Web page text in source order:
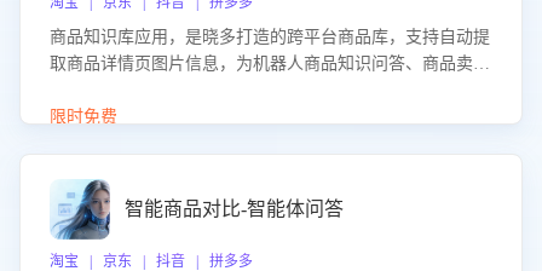
商品知识库应用，是晓多打造的跨平台商品库，支持自动提
取商品详情页图片信息，为机器人商品知识问答、商品卖点
限时免费
智能商品对比-智能体问答
淘宝 | 京东 | 抖音 | 拼多多